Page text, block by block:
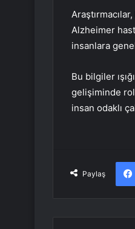
Alzheimer
insanlara
Bu bilgiler
gelişiminde
insan odaklı
Paylaş